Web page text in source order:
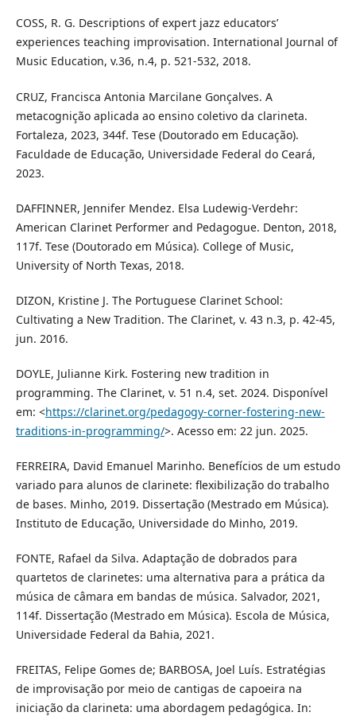
COSS, R. G. Descriptions of expert jazz educators’
experiences teaching improvisation. International Journal of
Music Education, v.36, n.4, p. 521-532, 2018.
CRUZ, Francisca Antonia Marcilane Gonçalves. A
metacognição aplicada ao ensino coletivo da clarineta.
Fortaleza, 2023, 344f. Tese (Doutorado em Educação).
Faculdade de Educação, Universidade Federal do Ceará,
2023.
DAFFINNER, Jennifer Mendez. Elsa Ludewig-Verdehr:
American Clarinet Performer and Pedagogue. Denton, 2018,
117f. Tese (Doutorado em Música). College of Music,
University of North Texas, 2018.
DIZON, Kristine J. The Portuguese Clarinet School:
Cultivating a New Tradition. The Clarinet, v. 43 n.3, p. 42-45,
jun. 2016.
DOYLE, Julianne Kirk. Fostering new tradition in
programming. The Clarinet, v. 51 n.4, set. 2024. Disponível
em: <https://clarinet.org/pedagogy-corner-fostering-new-
traditions-in-programming/>. Acesso em: 22 jun. 2025.
FERREIRA, David Emanuel Marinho. Benefícios de um estudo
variado para alunos de clarinete: flexibilização do trabalho
de bases. Minho, 2019. Dissertação (Mestrado em Música).
Instituto de Educação, Universidade do Minho, 2019.
FONTE, Rafael da Silva. Adaptação de dobrados para
quartetos de clarinetes: uma alternativa para a prática da
música de câmara em bandas de música. Salvador, 2021,
114f. Dissertação (Mestrado em Música). Escola de Música,
Universidade Federal da Bahia, 2021.
FREITAS, Felipe Gomes de; BARBOSA, Joel Luís. Estratégias
de improvisação por meio de cantigas de capoeira na
iniciação da clarineta: uma abordagem pedagógica. In: